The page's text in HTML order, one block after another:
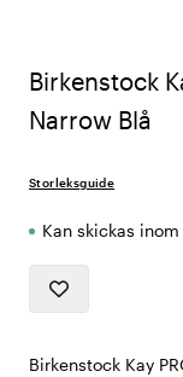
Birkenstock
Narrow Blå
Storleksguide
Kan skickas
Birkenstock Kay